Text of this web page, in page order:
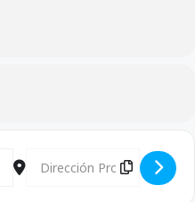
- Comisión Ejecutiva del
Destination Address -